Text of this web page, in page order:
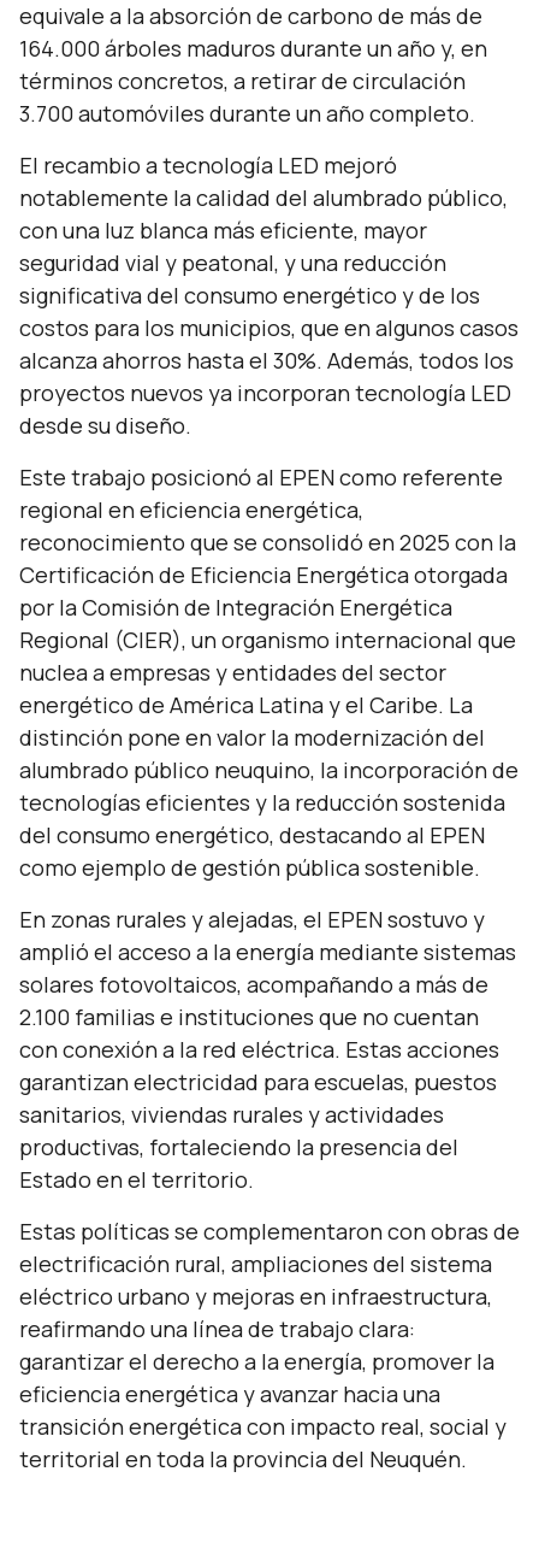
equivale a la absorción de carbono de más de
164.000 árboles maduros durante un año y, en
términos concretos, a retirar de circulación
3.700 automóviles durante un año completo.
El recambio a tecnología LED mejoró
notablemente la calidad del alumbrado público,
con una luz blanca más eficiente, mayor
seguridad vial y peatonal, y una reducción
significativa del consumo energético y de los
costos para los municipios, que en algunos casos
alcanza ahorros hasta el 30%. Además, todos los
proyectos nuevos ya incorporan tecnología LED
desde su diseño.
Este trabajo posicionó al EPEN como referente
regional en eficiencia energética,
reconocimiento que se consolidó en 2025 con la
Certificación de Eficiencia Energética otorgada
por la Comisión de Integración Energética
Regional (CIER), un organismo internacional que
nuclea a empresas y entidades del sector
energético de América Latina y el Caribe. La
distinción pone en valor la modernización del
alumbrado público neuquino, la incorporación de
tecnologías eficientes y la reducción sostenida
del consumo energético, destacando al EPEN
como ejemplo de gestión pública sostenible.
En zonas rurales y alejadas, el EPEN sostuvo y
amplió el acceso a la energía mediante sistemas
solares fotovoltaicos, acompañando a más de
2.100 familias e instituciones que no cuentan
con conexión a la red eléctrica. Estas acciones
garantizan electricidad para escuelas, puestos
sanitarios, viviendas rurales y actividades
productivas, fortaleciendo la presencia del
Estado en el territorio.
Estas políticas se complementaron con obras de
electrificación rural, ampliaciones del sistema
eléctrico urbano y mejoras en infraestructura,
reafirmando una línea de trabajo clara:
garantizar el derecho a la energía, promover la
eficiencia energética y avanzar hacia una
transición energética con impacto real, social y
territorial en toda la provincia del Neuquén.